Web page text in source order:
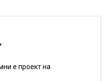
е проект на